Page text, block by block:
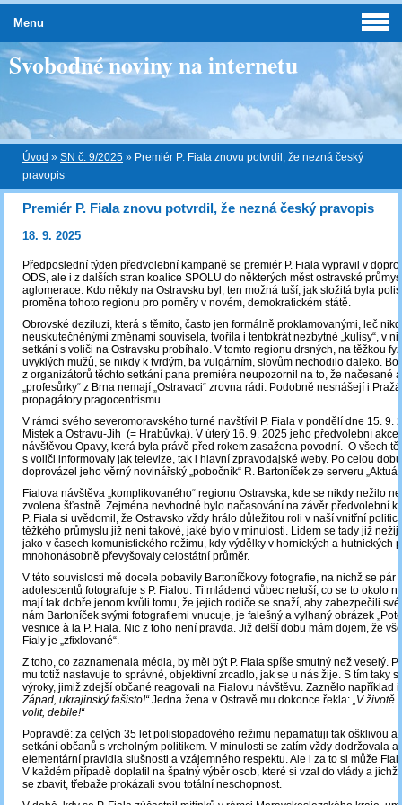
Svobodné noviny na internetu
Úvod » SN č. 9/2025 » Premiér P. Fiala znovu potvrdil, že nezná český
pravopis
Premiér P. Fiala znovu potvrdil, že nezná český pravopis
18. 9. 2025
Předposlední týden předvolební kampaně se premiér P. Fiala vypravil v
ODS, ale i z dalších stran koalice SPOLU do některých měst ostravské
aglomerace. Kdo někdy na Ostravsku byl, ten možná tuší, jak složitá byla
proměna tohoto regionu pro poměry v novém, demokratickém státě.
Obrovské deziluzi, která s těmito, často jen formálně proklamovanými, leč
neuskutečněnými změnami souvisela, tvořila i tentokrát nezbytné „kulisy“, v
setkání s voliči na Ostravsku probíhalo. V tomto regionu drsných, na těžkou
uvyklých mužů, se nikdy k tvrdým, ba vulgárním, slovům nechodilo daleko.
z organizátorů těchto setkání pana premiéra neupozornil na to, že načesané
„profesůrky“ z Brna nemají „Ostravaci“ zrovna rádi. Podobně nesnášejí i
propagátory pragocentrismu.
V rámci svého severomoravského turné navštívil P. Fiala v pondělí dne 15. 9.
Místek a Ostravu-Jih (= Hrabůvka). V úterý 16. 9. 2025 jeho předvolební
návštěvou Opavy, která byla právě před rokem zasažena povodní. O všech
s voliči informovaly jak televize, tak i hlavní zpravodajské weby. Po celou
doprovázel jeho věrný novinářský „pobočník“ R. Bartoníček ze serveru
Fialova návštěva „komplikovaného“ regionu Ostravska, kde se nikdy nežilo
zvolena šťastně. Zejména nevhodné bylo načasování na závěr předvolební
P. Fiala si uvědomil, že Ostravsko vždy hrálo důležitou roli v naší vnitřní
těžkého průmyslu již není takové, jaké bylo v minulosti. Lidem se tady již
jako v časech komunistického režimu, kdy výdělky v hornických a hutnických
mnohonásobně převyšovaly celostátní průměr.
V této souvislosti mě docela pobavily Bartoníčkovy fotografie, na nichž se pár
adolescentů fotografuje s P. Fialou. Ti mládenci vůbec netuší, co se to okolo
mají tak dobře jenom kvůli tomu, že jejich rodiče se snaží, aby zabezpečili své
nám Bartoníček svými fotografiemi vnucuje, je falešný a vylhaný obrázek
vesnice à la P. Fiala. Nic z toho není pravda. Již delší dobu mám dojem, že
Fialy je „zfixlované“.
Z toho, co zaznamenala média, by měl být P. Fiala spíše smutný než veselý.
mu totiž nastavuje to správné, objektivní zrcadlo, jak se u nás žije. S tím taky
výroky, jimiž zdejší občané reagovali na Fialovu návštěvu. Zaznělo například
Západ, ukrajinský fašisto!“Jedna žena v Ostravě mu dokonce řekla: „V životě
volit, debile!“
Popravdě: za celých 35 let polistopadového režimu nepamatuji tak ošklivou
setkání občanů s vrcholným politikem. V minulosti se zatím vždy dodržovala
elementární pravidla slušnosti a vzájemného respektu. Ale i za to si může
V každém případě doplatil na špatný výběr osob, které si vzal do vlády a jichž
se zbavit, třebaže prokázali svou totální neschopnost.
Menu